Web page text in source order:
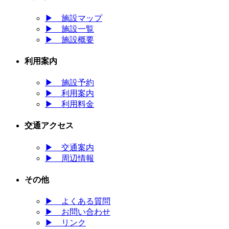
▶ 施設マップ
▶ 施設一覧
▶ 施設概要
利用案内
▶ 施設予約
▶ 利用案内
▶ 利用料金
交通アクセス
▶ 交通案内
▶
周辺情報
その他
▶
よくある質問
▶ お問い合わせ
▶
リンク